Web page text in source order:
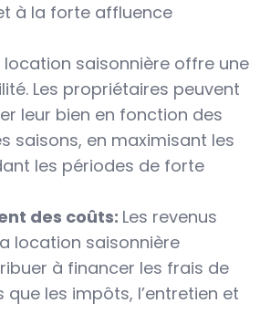
à la forte affluence
location saisonnière offre une
Les propriétaires peuvent
leur bien en fonction des
saisons, en maximisant les
les périodes de forte
des coûts: Les revenus
location saisonnière
à financer les frais de
que les impôts, l’entretien et